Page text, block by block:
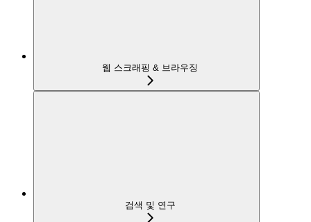
웹 스크래핑 & 브라우징
검색 및 연구